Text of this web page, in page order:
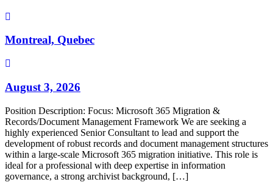
Montreal, Quebec
August 3, 2026
Position Description: Focus: Microsoft 365 Migration &
Records/Document Management Framework We are seeking a
highly experienced Senior Consultant to lead and support the
development of robust records and document management structures
within a large-scale Microsoft 365 migration initiative. This role is
ideal for a professional with deep expertise in information
governance, a strong archivist background, […]